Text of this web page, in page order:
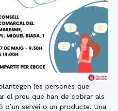
Maresme
les persones que
el preu que han de cobrar als
servei o un producte. Una